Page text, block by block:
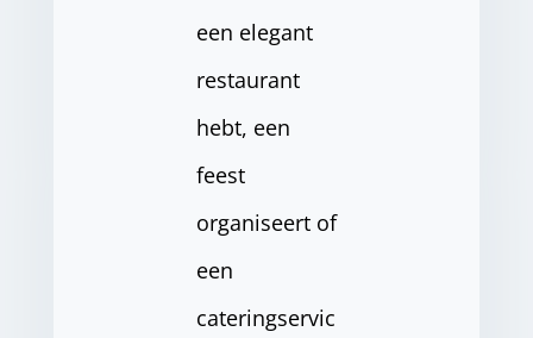
een elegant
restaurant
hebt, een
feest
organiseert of
een
cateringservic